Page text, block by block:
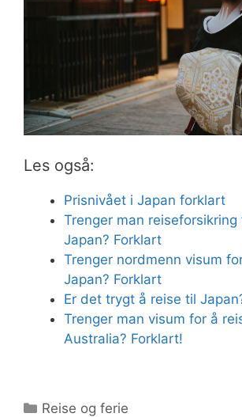
Les også:
Prisnivået i Japan forklart
Trenger man
Japan? Forklart
Trenger nordmenn visum
Japan? Forklart
Er det trygt å reise til
Trenger man visum for å
Australia? Forklart!
Kategorier
Reise og ferie